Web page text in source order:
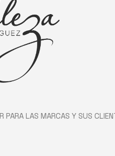
PARA LAS MARCAS Y SUS